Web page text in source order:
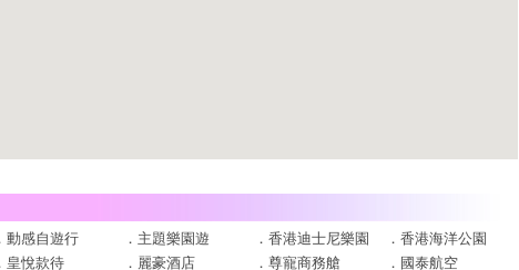
動感自遊行 ． 主題樂園遊 ． 香港迪士尼樂園 ． 香港海洋公園
皇悅款待 ． 麗豪酒店 ． 尊寵商務艙 ． 國泰航空